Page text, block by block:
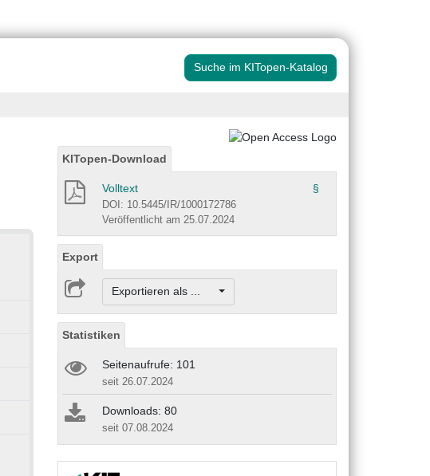
Suche im KITopen-Katalog
KITopen-Download
Volltext §
DOI: 10.5445/IR/1000172786
Veröffentlicht am 25.07.2024
Export
Exportieren als ...
Statistiken
Seitenaufrufe: 101
seit 26.07.2024
Downloads: 80
seit 07.08.2024